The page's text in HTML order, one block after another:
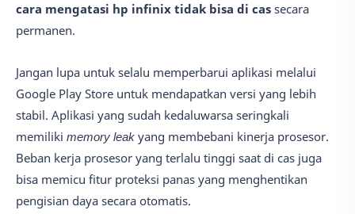
cara mengatasi hp infinix tidak bisa di cas secara
permanen.
Jangan lupa untuk selalu memperbarui aplikasi melalui
Google Play Store untuk mendapatkan versi yang lebih
stabil. Aplikasi yang sudah kedaluwarsa seringkali
memiliki memory leak yang membebani kinerja prosesor.
Beban kerja prosesor yang terlalu tinggi saat di cas juga
bisa memicu fitur proteksi panas yang menghentikan
pengisian daya secara otomatis.